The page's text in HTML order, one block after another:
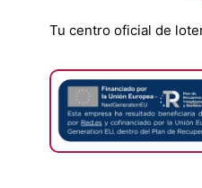
Tu centro oficial de